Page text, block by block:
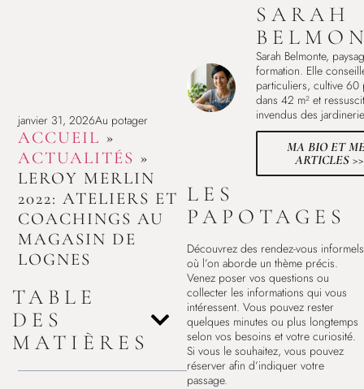
janvier 31, 2026Au potager
ACCUEIL »
ACTUALITÉS »
LEROY MERLIN
2022: ATELIERS ET
COACHINGS AU
MAGASIN DE
LOGNES
TABLE
DES
MATIÈRES
SARAH
Sarah Belmonte,
formation. Elle
particuliers, cultive 60
dans 42 m² et
invendus des
MA BIO ET
ARTICLES >>
LES
PAPOTAGES
Découvrez des rendez-vous informels
où l’on aborde un thème précis.
Venez poser vos questions ou
collecter les informations qui vous
intéressent. Vous pouvez rester
quelques minutes ou plus longtemps
selon vos besoins et votre curiosité.
Si vous le souhaitez, vous pouvez
réserver afin d’indiquer votre
passage.